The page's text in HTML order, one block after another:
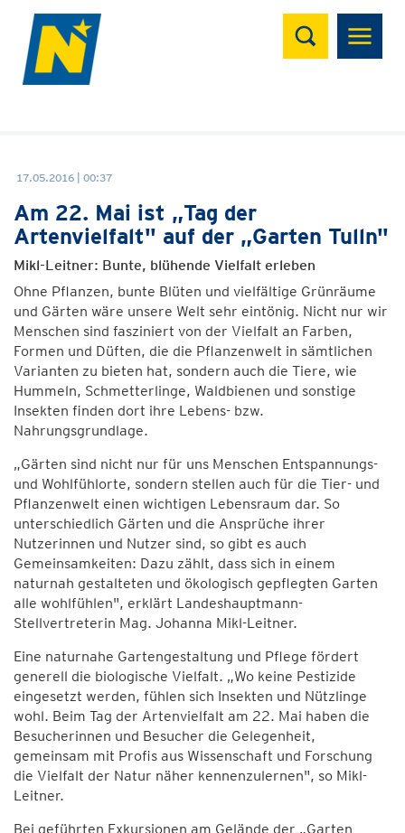
Suchen
17.05.2016 | 00:37
Am 22. Mai ist „Tag der
Artenvielfalt" auf der „Garten Tulln"
Mikl-Leitner: Bunte, blühende Vielfalt erleben
Ohne Pflanzen, bunte Blüten und vielfältige Grünräume
und Gärten wäre unsere Welt sehr eintönig. Nicht nur wir
Menschen sind fasziniert von der Vielfalt an Farben,
Formen und Düften, die die Pflanzenwelt in sämtlichen
Varianten zu bieten hat, sondern auch die Tiere, wie
Hummeln, Schmetterlinge, Waldbienen und sonstige
Insekten finden dort ihre Lebens- bzw.
Nahrungsgrundlage.
„Gärten sind nicht nur für uns Menschen Entspannungs-
und Wohlfühlorte, sondern stellen auch für die Tier- und
Pflanzenwelt einen wichtigen Lebensraum dar. So
unterschiedlich Gärten und die Ansprüche ihrer
Nutzerinnen und Nutzer sind, so gibt es auch
Gemeinsamkeiten: Dazu zählt, dass sich in einem
naturnah gestalteten und ökologisch gepflegten Garten
alle wohlfühlen", erklärt Landeshauptmann-
Stellvertreterin Mag. Johanna Mikl-Leitner.
Eine naturnahe Gartengestaltung und Pflege fördert
generell die biologische Vielfalt. „Wo keine Pestizide
eingesetzt werden, fühlen sich Insekten und Nützlinge
wohl. Beim Tag der Artenvielfalt am 22. Mai haben die
Besucherinnen und Besucher die Gelegenheit,
gemeinsam mit Profis aus Wissenschaft und Forschung
die Vielfalt der Natur näher kennenzulernen", so Mikl-
Leitner.
Bei geführten Exkursionen am Gelände der „Garten